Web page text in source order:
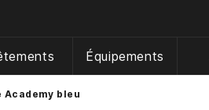
Équipements
bleu